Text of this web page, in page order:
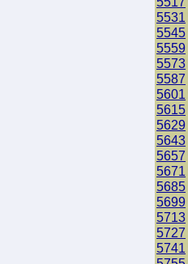
5531
5545
5559
5573
5587
5601
5615
5629
5643
5657
5671
5685
5699
5713
5727
5741